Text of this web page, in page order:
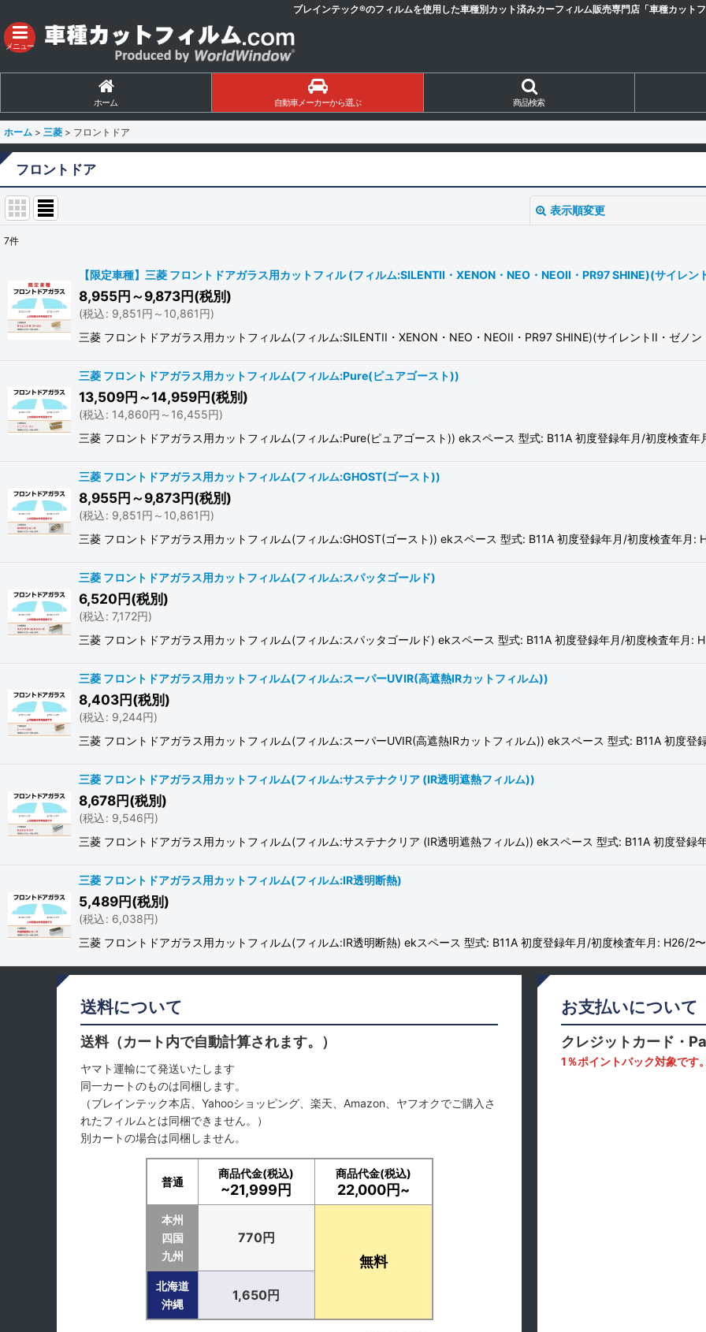
ブレインテック®のフィルムを使用した車種別カット済みカーフィルム販売専門店「車種カット
メニュー
ホーム 自動車メーカーから選ぶ 商品検索
ホーム > 三菱 > フロントドア
フロントドア
表示順変更
並び順:
絞り込む
7件
【限定車種】三菱 フロントドアガラス用カットフィル (フィルム:SILENTII・XENON・NEO・NEOII・PR97 SHINE)(サイレ
8,955円～9,873円(税別)
(税込: 9,851円 ～10,861円)
三菱 フロントドアガラス用カットフィルム(フィルム:SILENTII・XENON・NEO・NEOII・PR97 SHINE)(サイレントII・ゼノ
三菱 フロントドアガラス用カットフィルム(フィルム:Pure(ピュアゴースト))
13,509円～14,959円(税別)
(税込: 14,860円 ～16,455円)
三菱 フロントドアガラス用カットフィルム(フィルム:Pure(ピュアゴースト)) ekスペース 型式: B11A 初度登録年月/初度検査
三菱 フロントドアガラス用カットフィルム(フィルム:GHOST(ゴースト))
8,955円～9,873円(税別)
(税込: 9,851円 ～10,861円)
三菱 フロントドアガラス用カットフィルム(フィルム:GHOST(ゴースト)) ekスペース 型式: B11A 初度登録年月/初度検査年月
三菱 フロントドアガラス用カットフィルム(フィルム:スパッタゴールド)
6,520円(税別)
(税込: 7,172円)
三菱 フロントドアガラス用カットフィルム(フィルム:スパッタゴールド) ekスペース 型式: B11A 初度登録年月/初度検査年月
三菱 フロントドアガラス用カットフィルム(フィルム:スーパーUVIR(高遮熱IRカットフィルム))
8,403円(税別)
(税込: 9,244円)
三菱 フロントドアガラス用カットフィルム(フィルム:スーパーUVIR(高遮熱IRカットフィルム)) ekスペース 型式: B11A 初度
三菱 フロントドアガラス用カットフィルム(フィルム:サステナクリア (IR透明遮熱フィルム))
8,678円(税別)
(税込: 9,546円)
三菱 フロントドアガラス用カットフィルム(フィルム:サステナクリア (IR透明遮熱フィルム)) ekスペース 型式: B11A 初度登
三菱 フロントドアガラス用カットフィルム(フィルム:IR透明断熱)
5,489円(税別)
(税込: 6,038円)
三菱 フロントドアガラス用カットフィルム(フィルム:IR透明断熱) ekスペース 型式: B11A 初度登録年月/初度検査年月: H26/2
送料について
送料（カート内で自動計算されます。）
ヤマト運輸にて発送いたします
同一カートのものは同梱します。
（ブレインテック本店、Yahooショッピング、楽天、Amazon、ヤフオクでご購入さ
れたフィルムとは同梱できません。）
別カートの場合は同梱しません。
普通
商品代金(税込)
~21,999円
商品代金(税込)
22,000円~
本州
四国
九州
770円
無料
北海道
沖縄
1,650円
お支払いについて
クレジットカード・
1％ポイントバック対象です